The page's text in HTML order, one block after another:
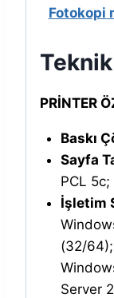
Fotokopi
PRİNTER
Baskı
Sayfa
PCL
İşletim
(32/
Server